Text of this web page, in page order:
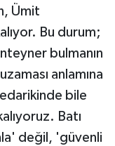
Ümit
Bu durum;
bulmanın
anlamına
bile
Batı
değil, 'güvenli